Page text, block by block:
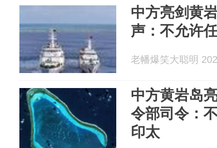
中方亮剑黄
声：不允许
老幡爆笑大聪明
中方黄岩岛
令部司令：
印太